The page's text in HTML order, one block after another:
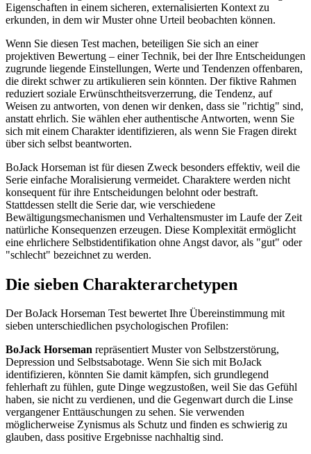
Eigenschaften in einem sicheren, externalisierten Kontext zu
erkunden, in dem wir Muster ohne Urteil beobachten können.
Wenn Sie diesen Test machen, beteiligen Sie sich an einer
projektiven Bewertung – einer Technik, bei der Ihre Entscheidungen
zugrunde liegende Einstellungen, Werte und Tendenzen offenbaren,
die direkt schwer zu artikulieren sein könnten. Der fiktive Rahmen
reduziert soziale Erwünschtheitsverzerrung, die Tendenz, auf
Weisen zu antworten, von denen wir denken, dass sie "richtig" sind,
anstatt ehrlich. Sie wählen eher authentische Antworten, wenn Sie
sich mit einem Charakter identifizieren, als wenn Sie Fragen direkt
über sich selbst beantworten.
BoJack Horseman ist für diesen Zweck besonders effektiv, weil die
Serie einfache Moralisierung vermeidet. Charaktere werden nicht
konsequent für ihre Entscheidungen belohnt oder bestraft.
Stattdessen stellt die Serie dar, wie verschiedene
Bewältigungsmechanismen und Verhaltensmuster im Laufe der Zeit
natürliche Konsequenzen erzeugen. Diese Komplexität ermöglicht
eine ehrlichere Selbstidentifikation ohne Angst davor, als "gut" oder
"schlecht" bezeichnet zu werden.
Die sieben Charakterarchetypen
Der BoJack Horseman Test bewertet Ihre Übereinstimmung mit
sieben unterschiedlichen psychologischen Profilen:
BoJack Horseman repräsentiert Muster von Selbstzerstörung,
Depression und Selbstsabotage. Wenn Sie sich mit BoJack
identifizieren, könnten Sie damit kämpfen, sich grundlegend
fehlerhaft zu fühlen, gute Dinge wegzustoßen, weil Sie das Gefühl
haben, sie nicht zu verdienen, und die Gegenwart durch die Linse
vergangener Enttäuschungen zu sehen. Sie verwenden
möglicherweise Zynismus als Schutz und finden es schwierig zu
glauben, dass positive Ergebnisse nachhaltig sind.